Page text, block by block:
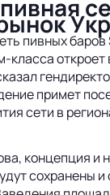
пивных
класса откроет
примет
сети в
концепция и
сохранены и